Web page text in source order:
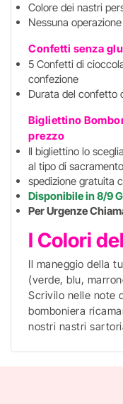
Colore dei nastri
Nessuna
Confetti senza
5 Confetti di
confezione
Durata del confetto
Bigliettino
prezzo
Il bigliettino lo
al tipo di
spedizione gratuita
Disponibile in 8/9
Per Urgenze
I Colori
Il maneggio della
(verde, blu,
Scrivilo nelle note
bomboniera
nostri nastri